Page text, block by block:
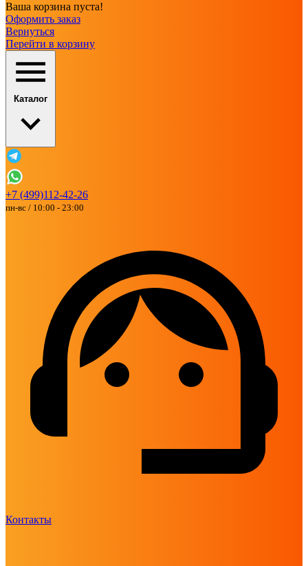
Ваша корзина пуста!
Оформить заказ
Вернуться
Перейти в корзину
Каталог
+7 (499)112-42-26
пн-вс / 10:00 - 23:00
Контакты